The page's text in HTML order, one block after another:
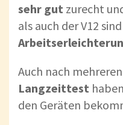
sehr gut zurecht
als auch der V12
Auch nach
Langzeittest
den Geräten